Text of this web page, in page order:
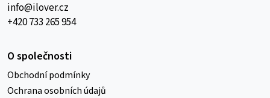
info@ilover.cz
+420 733 265 954
O společnosti
Obchodní podmínky
Ochrana osobních údajů